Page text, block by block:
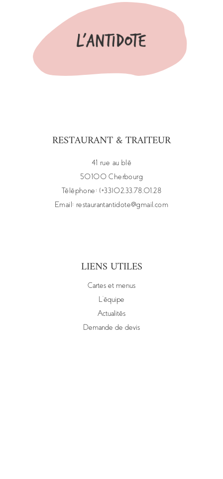
RESTAURANT & TRAITEUR
41 rue au blé
50100 Cherbourg
Téléphone: (+33)02.33.78.01.28
Email: restaurantantidote@gmail.com
LIENS UTILES
Cartes et menus
L’équipe
Actualités
Demande de devis